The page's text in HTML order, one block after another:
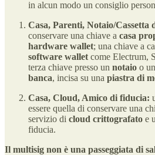
in alcun modo un consiglio
Casa, Parenti, Notaio/Cassetta
conservare una chiave a casa
hardware wallet; una chiave a
software wallet come Electrum,
terza chiave presso un notaio o
banca, incisa su una piastra di
Casa, Cloud, Amico di fiducia:
essere quella di conservare una
servizio di cloud crittografato e
fiducia.
Il multisig non è una passeggiata di